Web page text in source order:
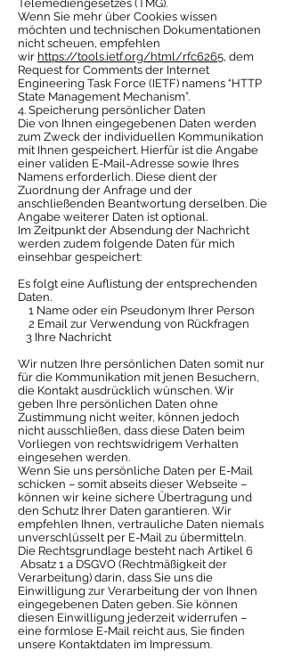
Telemediengesetzes (TMG).
Wenn Sie mehr über Cookies wissen
möchten und technischen Dokumentationen
nicht scheuen, empfehlen
wir https://tools.ietf.org/html/rfc6265, dem
Request for Comments der Internet
Engineering Task Force (IETF) namens “HTTP
State Management Mechanism”.
4. Speicherung persönlicher Daten
Die von Ihnen eingegebenen Daten werden
zum Zweck der individuellen Kommunikation
mit Ihnen gespeichert. Hierfür ist die Angabe
einer validen E-Mail-Adresse sowie Ihres
Namens erforderlich. Diese dient der
Zuordnung der Anfrage und der
anschließenden Beantwortung derselben. Die
Angabe weiterer Daten ist optional.
Im Zeitpunkt der Absendung der Nachricht
werden zudem folgende Daten für mich
einsehbar gespeichert:
Es folgt eine Auflistung der entsprechenden
Daten.
1 Name oder ein Pseudonym Ihrer Person
2 Email zur Verwendung von Rückfragen
3 Ihre Nachricht
Wir nutzen Ihre persönlichen Daten somit nur
für die Kommunikation mit jenen Besuchern,
die Kontakt ausdrücklich wünschen. Wir
geben Ihre persönlichen Daten ohne
Zustimmung nicht weiter, können jedoch
nicht ausschließen, dass diese Daten beim
Vorliegen von rechtswidrigem Verhalten
eingesehen werden.
Wenn Sie uns persönliche Daten per E-Mail
schicken – somit abseits dieser Webseite –
können wir keine sichere Übertragung und
den Schutz Ihrer Daten garantieren. Wir
empfehlen Ihnen, vertrauliche Daten niemals
unverschlüsselt per E-Mail zu übermitteln.
Die Rechtsgrundlage besteht nach Artikel 6
Absatz 1 a DSGVO (Rechtmäßigkeit der
Verarbeitung) darin, dass Sie uns die
Einwilligung zur Verarbeitung der von Ihnen
eingegebenen Daten geben. Sie können
diesen Einwilligung jederzeit widerrufen –
eine formlose E-Mail reicht aus, Sie finden
unsere Kontaktdaten im Impressum.